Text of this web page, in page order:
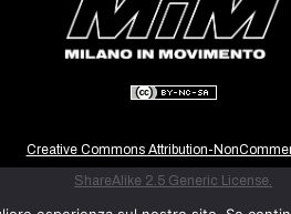
Creative Commons Attribution-
ShareAlike 2.5 Generic License.